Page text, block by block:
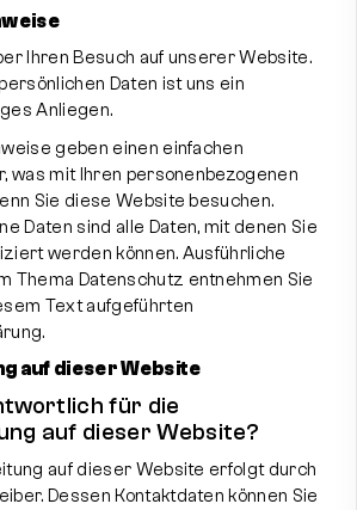
Ihren Besuch auf unserer Website.
Daten ist uns ein
Anliegen.
geben einen einfachen
was mit Ihren personenbezogenen
Sie diese Website besuchen.
Daten sind alle Daten, mit denen Sie
werden können. Ausführliche
Thema Datenschutz entnehmen Sie
Text aufgeführten
auf dieser Website
für die
auf dieser Website?
auf dieser Website erfolgt durch
Dessen Kontaktdaten können Sie